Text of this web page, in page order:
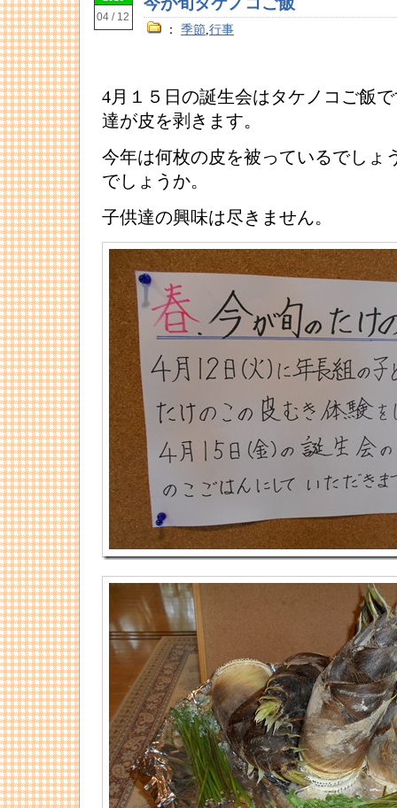
04 / 12
： 季節,行事
4月１５日の誕生会はタケノコご飯
達が皮を剥きます。
今年は何枚の皮を被っているでしょ
でしょうか。
子供達の興味は尽きません。